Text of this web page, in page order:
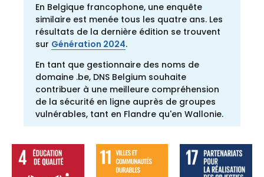
En Belgique francophone, une enquête
similaire est menée tous les quatre ans. Les
résultats de la dernière édition se trouvent
sur Génération 2024.
En tant que gestionnaire des noms de
domaine .be, DNS Belgium souhaite
contribuer à une meilleure compréhension
de la sécurité en ligne auprès de groupes
vulnérables, tant en Flandre qu'en Wallonie.